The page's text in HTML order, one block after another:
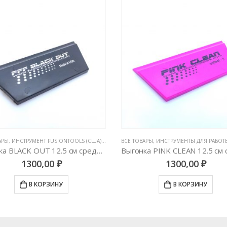
,ИНСТРУМЕНТ FUSIONTOOLS (США),ИНСТРУМЕНТЫ ДЛЯ РАБОТЫ С ПЛЕНКАМИ
Выгонка BLACK OUT 12.5 см средней жесткости (трапеция)
1300,00₽
В КОРЗИНУ
ВСЕ ТОВАРЫ,ИНСТРУМЕНТЫ ДЛЯ РАБОТЫ С
1300,00₽
В КОРЗИНУ